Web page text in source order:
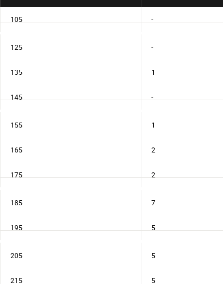
105 -
125 -
135 1
145 -
155 1
165 2
175 2
185 7
195 5
205 5
215 5